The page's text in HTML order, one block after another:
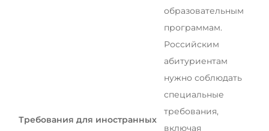
образовательным
программам.
Требования для иностранных
Российским
абитуриентам
нужно соблюдать
специальные
требования,
включая